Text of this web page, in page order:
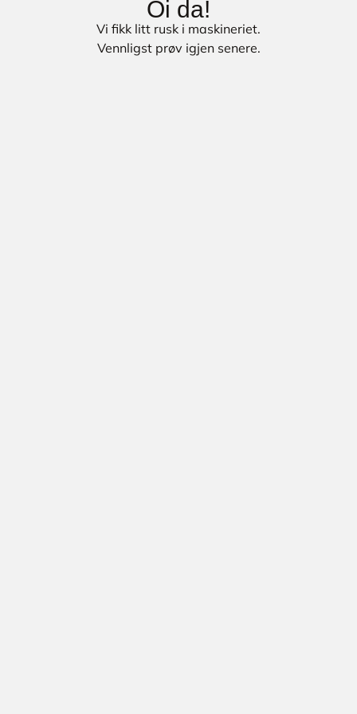
Oi da!
Vi fikk litt rusk i maskineriet.
Vennligst prøv igjen senere.